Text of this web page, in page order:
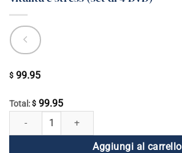
$ 99.95
Total: $ 99.95
Vitalità e stress (set di 4 DVD) quantità
Aggiungi al carrello